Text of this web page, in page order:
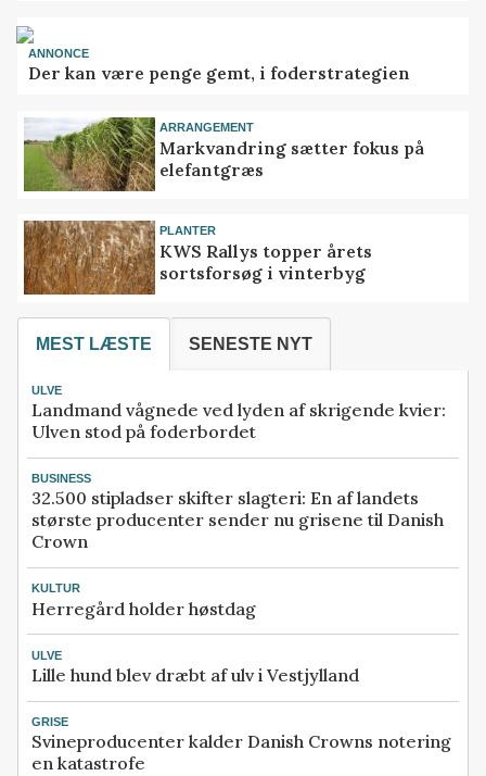
ANNONCE
Der kan være penge gemt, i foderstrategien
ARRANGEMENT
Markvandring sætter fokus på
elefantgræs
PLANTER
KWS Rallys topper årets
sortsforsøg i vinterbyg
MEST LÆSTE SENESTE NYT
ULVE
Landmand vågnede ved lyden af skrigende kvier:
Ulven stod på foderbordet
BUSINESS
32.500 stipladser skifter slagteri: En af landets
største producenter sender nu grisene til Danish
Crown
KULTUR
Herregård holder høstdag
ULVE
Lille hund blev dræbt af ulv i Vestjylland
GRISE
Svineproducenter kalder Danish Crowns notering
en katastrofe